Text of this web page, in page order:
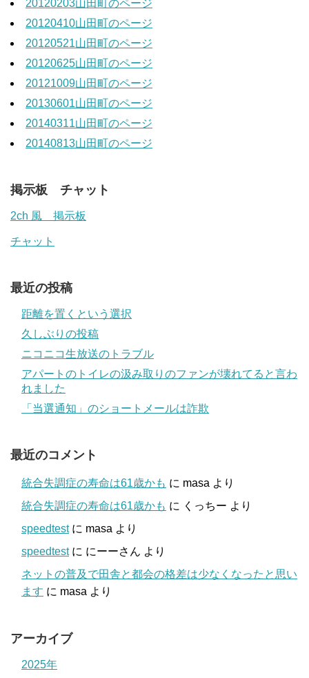
20120203山田町のページ
20120410山田町のページ
20120521山田町のページ
20120625山田町のページ
20121009山田町のページ
20130601山田町のページ
20140311山田町のページ
20140813山田町のページ
掲示板 チャット
2ch 風 掲示板
チャット
最近の投稿
距離を置くという選択
久しぶりの投稿
ニコニコ生放送のトラブル
アパートのトイレの汲み取りのファンが壊れてると言わ
れました
「当選通知」のショートメールは詐欺
最近のコメント
統合失調症の寿命は61歳かも に masa より
統合失調症の寿命は61歳かも に くっちー より
speedtestに masa より
speedtestに にーーさん より
ネットの普及で田舎と都会の格差は少なくなったと思い
ます に masa より
アーカイブ
2025年